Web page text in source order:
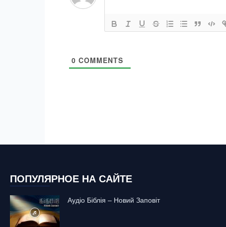
0 COMMENTS
ПОПУЛЯРНОЕ НА САЙТЕ
Аудіо Біблія – Новий Заповіт